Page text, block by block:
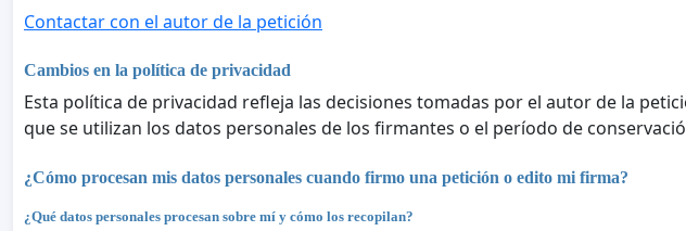
Contactar con el autor de la petición
Cambios en la política de privacidad
Esta política de privacidad refleja las decisiones tomadas por el autor de la
que se utilizan los datos personales de los firmantes o el período de
¿Cómo procesan mis datos personales cuando firmo una petición o edito mi firma?
¿Qué datos personales procesan sobre mí y cómo los recopilan?